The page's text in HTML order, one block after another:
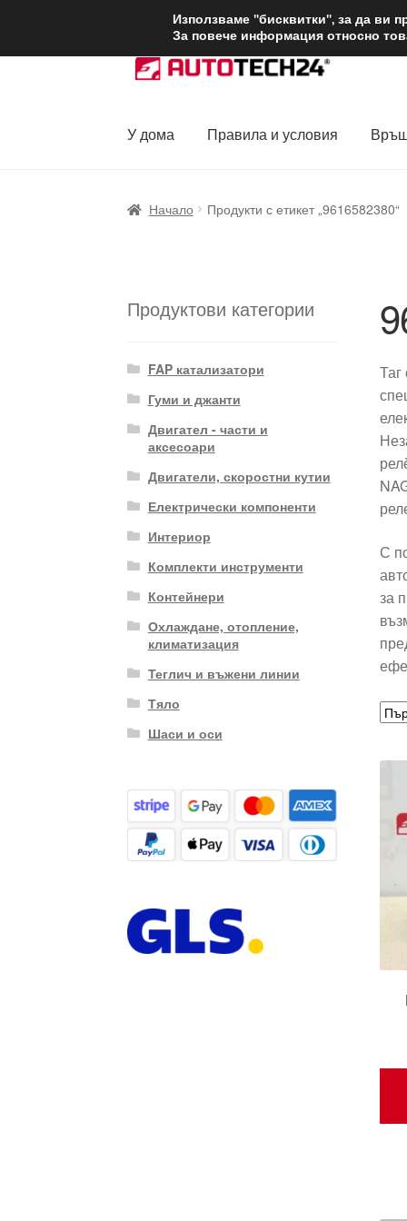
ДОСТАВКА от
Skip
to
Skip
to
У дома
Правила и условия
Начало Продукти с етикет „9616582380“
С
за
Продуктови категории
FAP катализатори
Гуми и джанти
Двигател - части и
аксесоари
Двигатели, скоростни кутии
Електрически компоненти
Интериор
Комплекти инструменти
Контейнери
Охлаждане, отопление,
климатизация
Теглич и въжени линии
Тяло
Шаси и оси
Използваме "бисквитки", за да ви
За повече информация относно